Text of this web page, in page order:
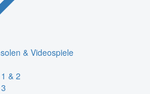
& Videospiele
& 2